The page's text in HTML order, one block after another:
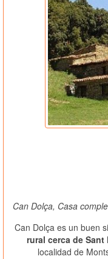
Can Dolça, Casa
Can Dolça es un buen
rural cerca de Sant
localidad de